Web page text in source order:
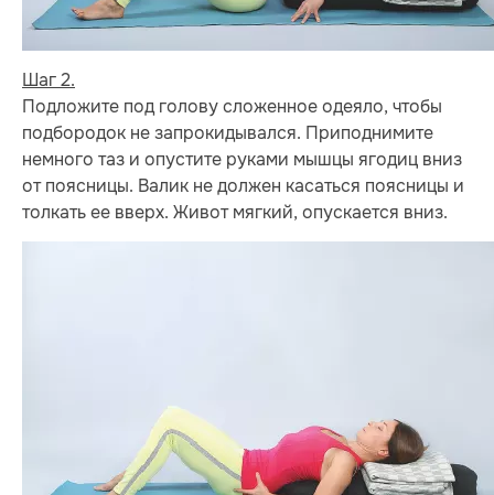
Шаг 2.
Подложите под голову сложенное одеяло, чтобы
подбородок не запрокидывался. Приподнимите
немного таз и опустите руками мышцы ягодиц вниз
от поясницы. Валик не должен касаться поясницы и
толкать ее вверх. Живот мягкий, опускается вниз.